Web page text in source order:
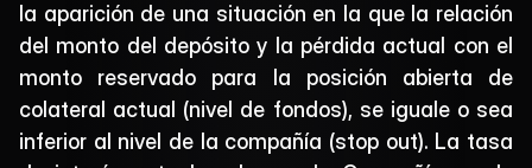
la aparición de una situación en la que la relación
del monto del depósito y la pérdida actual con el
monto reservado para la posición abierta de
colateral actual (nivel de fondos), se iguale o sea
inferior al nivel de la compañía (stop out). La tasa